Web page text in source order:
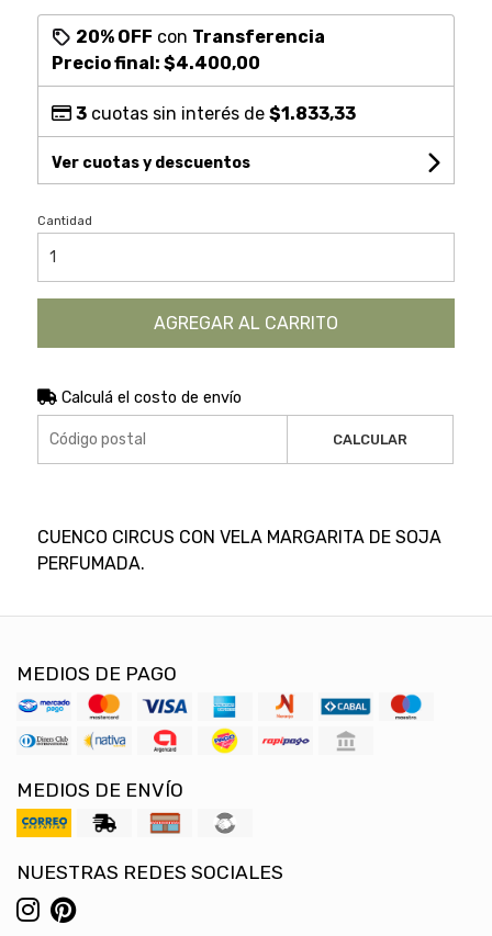
20% OFF con Transferencia
Precio final: $4.400,00
3cuotas sin interés de $1.833,33
Ver cuotas y descuentos
Cantidad
AGREGAR AL CARRITO
Calculá el costo de envío
CALCULAR
CUENCO CIRCUS CON VELA MARGARITA DE SOJA
PERFUMADA.
MEDIOS DE PAGO
MEDIOS DE ENVÍO
NUESTRAS REDES SOCIALES